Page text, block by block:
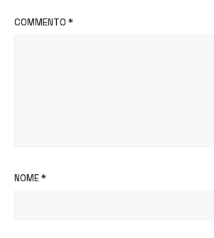
COMMENTO *
NOME*